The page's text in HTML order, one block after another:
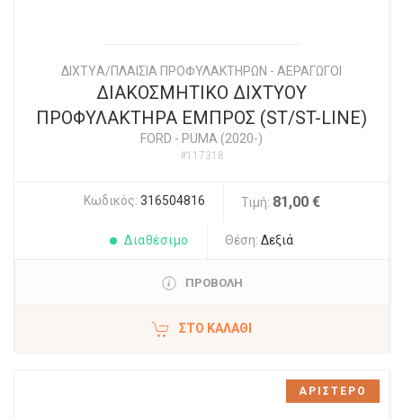
ΔΙΧΤYΑ/ΠΛΑΙΣΙΑ ΠΡΟΦΥΛΑΚΤΗΡΩΝ - ΑΕΡΑΓΩΓΟΙ
ΔΙΑΚΟΣΜΗΤΙΚΟ ΔΙΧΤΥΟΥ
ΠΡΟΦΥΛΑΚΤΗΡΑ ΕΜΠΡΟΣ (ST/ST-LINE)
FORD - PUMA (2020-)
#117318
Κωδικός: 316504816 Τιμή: 81,00 €
Διαθέσιμο Θέση: Δεξιά
ΠΡΟΒΟΛΗ
ΣΤΟ ΚΑΛΆΘΙ
ΑΡΙΣΤΕΡΟ